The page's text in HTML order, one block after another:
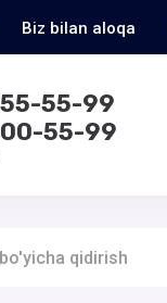
Biz bilan aloqa
55-99
55-99